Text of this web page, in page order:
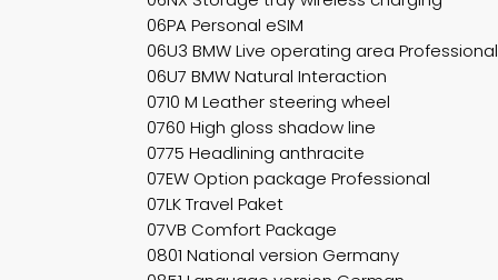
06PA Personal eSIM
06U3 BMW Live operating area Professional
06U7 BMW Natural Interaction
0710 M Leather steering wheel
0760 High gloss shadow line
0775 Headlining anthracite
07EW Option package Professional
07LK Travel Paket
07VB Comfort Package
0801 National version Germany